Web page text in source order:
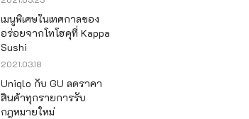
โลก อิเคะบุคุโระ
เมนูพิเศษในเทศกาลของ
อร่อยจากโทโฮคุที่ Kappa
Sushi
2021.03.18
Uniqlo กับ GU ลดราคา
สินค้าทุกรายการรับ
กฎหมายใหม่